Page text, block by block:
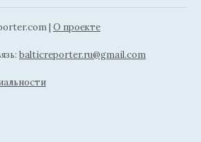
| О проекте
balticreporter.ru@gmail.com